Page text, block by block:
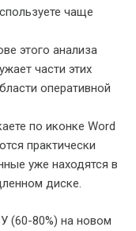
чаще
этого анализа
части этих
оперативной
по иконке Word
практически
уже находятся в
диске.
(60-80%) на новом